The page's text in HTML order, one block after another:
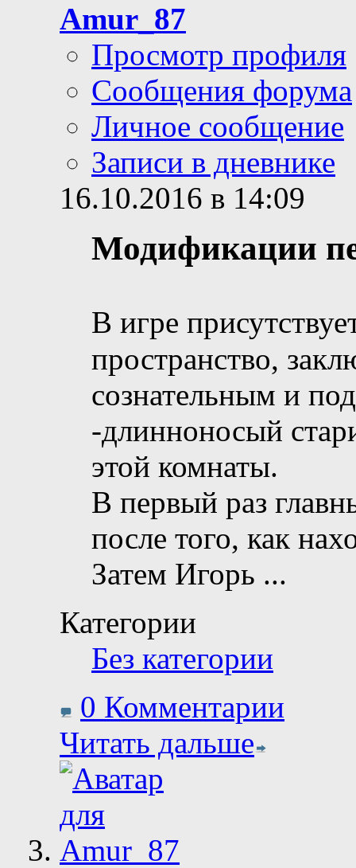
Amur_87
Просмотр профиля
Сообщения форума
Личное сообщение
Записи в дневнике
16.10.2016 в 14:09
Модификации
В игре
пространство,
сознательным и
-длинноносый
этой комнаты.
В первый раз
после того, как
Затем Игорь ...
Категории
Без категории
0 Комментарии
Читать дальше